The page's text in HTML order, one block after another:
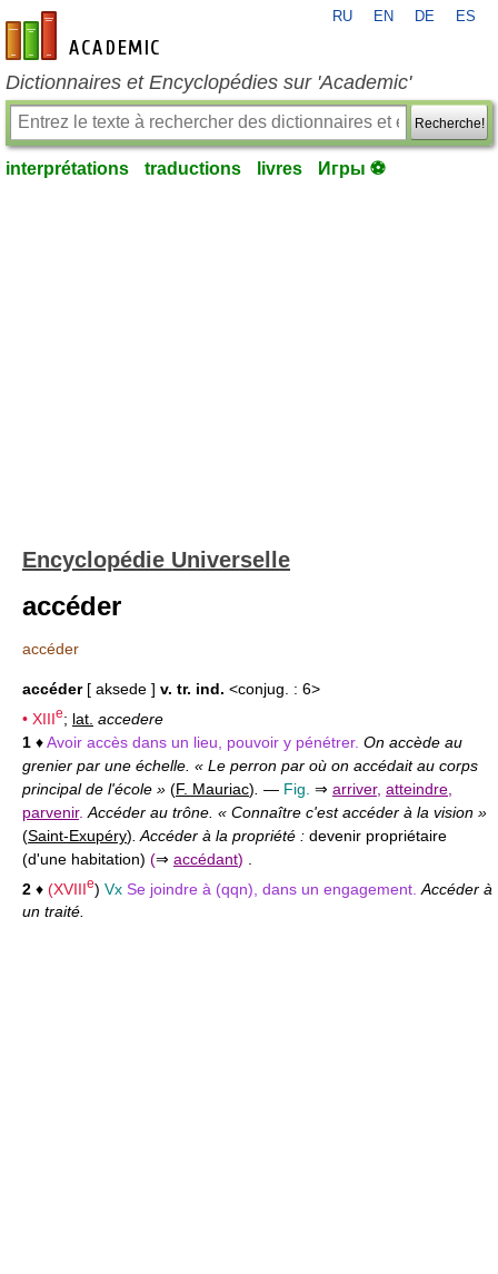
fr-academic.com
RU EN DE ES
Dictionnaires et Encyclopédies sur 'Academic'
Recherche!
interprétations traductions livres Игры ⚽
Encyclopédie Universelle
accéder
accéder
accéder[ aksede ] v. tr. ind. <conjug. : 6>
• XIIIe; lat. accedere
1 ♦Avoir accès dans un lieu, pouvoir y pénétrer. On accède au
grenier par une échelle. « Le perron par où on accédait au corps
principal de l'école » (F. Mauriac) — Fig. ⇒ arriver, atteindre
parvenir. Accéder au trône. « Connaître c'est accéder à la vision »
(Saint-Exupéry) . Accéder à la propriété : devenir propriétaire
(d'une habitation) (⇒ accédant)
2 ♦ (XVIIIe) Vx Se joindre à (qqn), dans un engagement. Accéder à
un traité.